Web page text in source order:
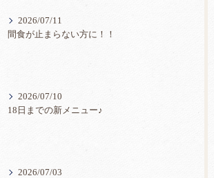
2026/07/11
間食が止まらない方に！！
2026/07/10
18日までの新メニュー♪
2026/07/03